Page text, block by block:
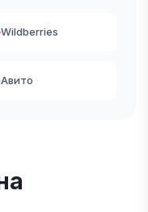
Wildberries
Авито